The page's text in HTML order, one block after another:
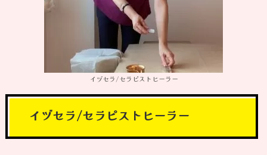
イヅセラ/セラピストヒーラー
イヅセラ/セラピストヒーラー